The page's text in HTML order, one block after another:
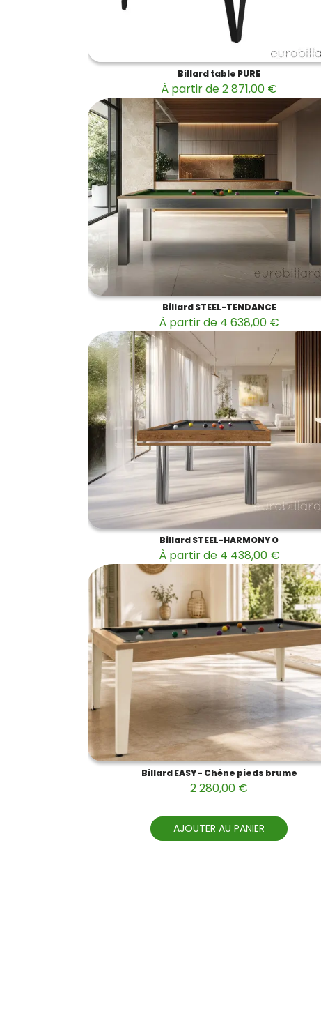
Billard table PURE
À partir de 2 871,00 €
Billard STEEL-TENDANCE
À partir de 4 638,00 €
Billard STEEL-HARMONY O
À partir de 4 438,00 €
Billard EASY - Chêne pieds brume
2 280,00 €
AJOUTER AU PANIER